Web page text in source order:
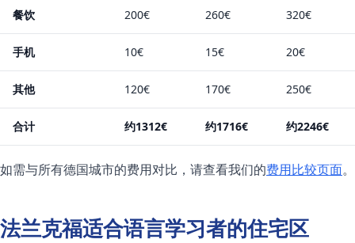
餐饮 200€ 260€ 320€
手机 10€ 15€ 20€
其他 120€ 170€ 250€
合计 约1312€ 约1716€ 约2246€
如需与所有德国城市的费用对比，请查看我们的费用比较页面。
法兰克福适合语言学习者的住宅区